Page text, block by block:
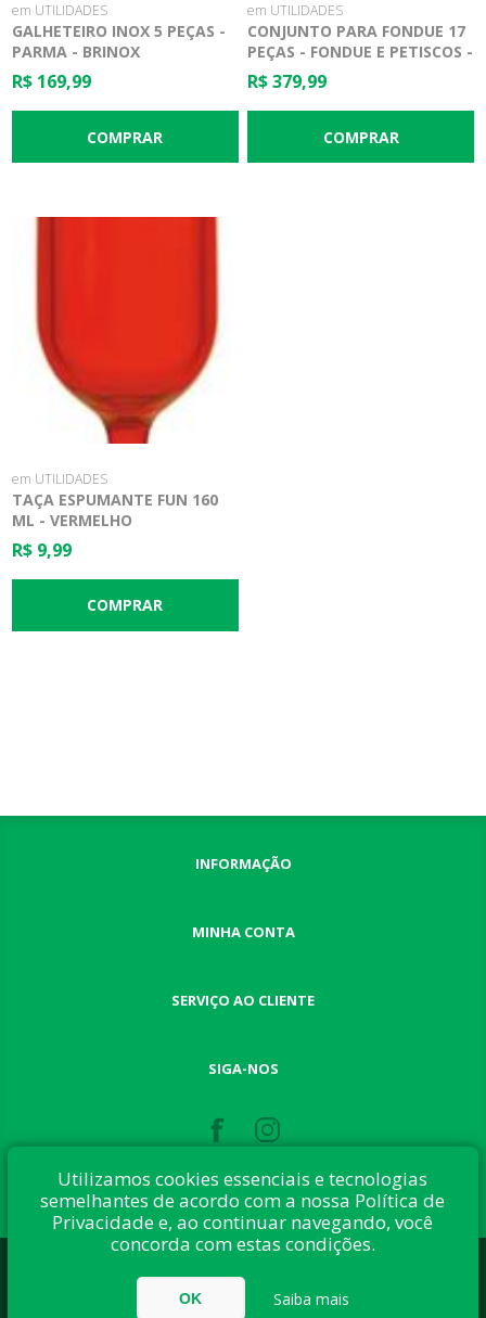
em UTILIDADES
GALHETEIRO INOX 5 PEÇAS -
PARMA - BRINOX
R$ 169,99
em UTILIDADES
CONJUNTO PARA FONDUE 17
PEÇAS - FONDUE E PETISCOS -
BRINOX
R$ 379,99
em UTILIDADES
TAÇA ESPUMANTE FUN 160
ML - VERMELHO
TRANSPARENTE - COZA
R$ 9,99
INFORMAÇÃO
MINHA CONTA
SERVIÇO AO CLIENTE
SIGA-NOS
Desenvolvido com:nopCommerce
Direitos autorais © 2026 Button Shop. Todos direitos reservados.
Utilizamos cookies essenciais e tecnologias
semelhantes de acordo com a nossa Política de
Privacidade e, ao continuar navegando, você
concorda com estas condições.
OK Saiba mais